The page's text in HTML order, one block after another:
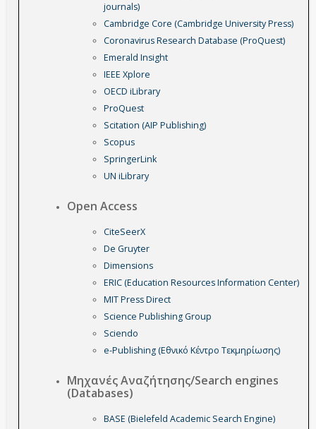
journals)
Cambridge Core (Cambridge University Press)
Coronavirus Research Database (ProQuest)
Emerald Insight
IEEE Xplore
OECD iLibrary
ProQuest
Scitation (AIP Publishing)
Scopus
SpringerLink
UN iLibrary
Open Access
CiteSeerX
De Gruyter
Dimensions
ERIC (Education Resources Information Center)
MIT Press Direct
Science Publishing Group
Sciendo
e-Publishing (Εθνικό Κέντρο Τεκμηρίωσης)
Μηχανές Αναζήτησης/Search engines
(Databases)
BASE (Bielefeld Academic Search Engine)